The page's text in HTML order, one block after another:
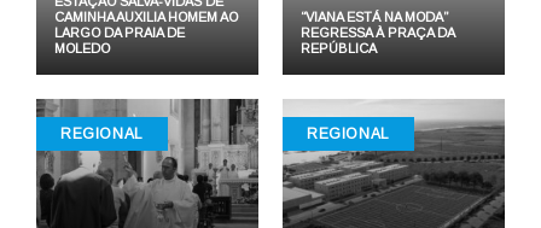
CAMINHA AUXILIA HOMEM AO
LARGO DA PRAIA DE
MOLEDO
“VIANA ESTÁ NA MODA”
REGRESSA À PRAÇA DA
REPÚBLICA
REGIONAL REGIONAL